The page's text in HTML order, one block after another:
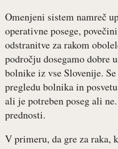
Omenjeni sistem namreč
operativne posege,
odstranitve za rakom
področju dosegamo dobre
bolnike iz vse Slovenije.
pregledu bolnika in
ali je potreben poseg ali
prednosti.
V primeru, da gre za raka,